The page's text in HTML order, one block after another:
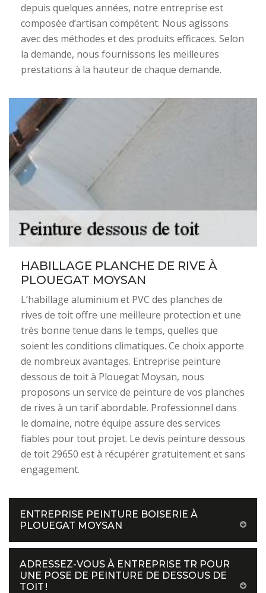
depuis quelques années, notre entreprise est
composée d’artisan compétent. Nous agissons
avec des méthodes et des produits efficaces. Selon
la demande, nous fournissons les meilleures
prestations à la hauteur de chaque demande.
HABILLAGE PLANCHE DE RIVE À
PLOUEGAT MOYSAN
L’habillage aluminium et PVC des planches de
rives de toit offre une meilleure protection et une
très bonne tenue dans le temps, quelles que
soient les conditions climatiques. Ce choix apporte
de nombreux avantages. Entreprise peinture
dessous de toit à Plouegat Moysan, nous
proposons un service de peinture de vos planches
de rives à un tarif abordable. Professionnel dans
le domaine, notre équipe assure des services
fiables pour tout projet. Le devis peinture dessous
de toit 29650 est à récupérer gratuitement et sans
engagement.
ENTREPRISE PEINTURE BOISERIE À
PLOUEGAT MOYSAN
ADRESSEZ-VOUS À ENTREPRISE TR POUR
UNE POSE DE PEINTURE DE DESSOUS DE
TOIT !